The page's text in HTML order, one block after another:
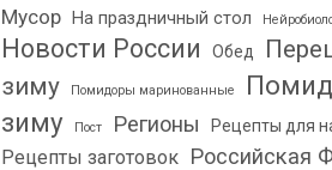
Мусор На праздничный стол
Новости России Обед
зиму
Помидоры маринованные
зиму
Пост Регионы Рецепты для
Рецепты заготовок Российская